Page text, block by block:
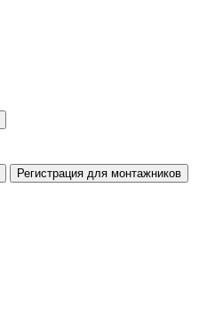
Регистрация для монтажников